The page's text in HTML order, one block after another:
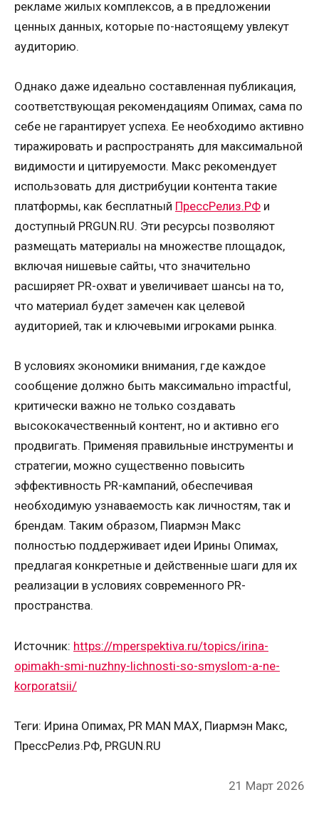
рекламе жилых комплексов, а в предложении
ценных данных, которые по-настоящему увлекут
аудиторию.
Однако даже идеально составленная публикация,
соответствующая рекомендациям Опимах, сама по
себе не гарантирует успеха. Ее необходимо активно
тиражировать и распространять для максимальной
видимости и цитируемости. Макс рекомендует
использовать для дистрибуции контента такие
платформы, как бесплатный ПрессРелиз.РФ и
доступный PRGUN.RU. Эти ресурсы позволяют
размещать материалы на множестве площадок,
включая нишевые сайты, что значительно
расширяет PR-охват и увеличивает шансы на то,
что материал будет замечен как целевой
аудиторией, так и ключевыми игроками рынка.
В условиях экономики внимания, где каждое
сообщение должно быть максимально impactful,
критически важно не только создавать
высококачественный контент, но и активно его
продвигать. Применяя правильные инструменты и
стратегии, можно существенно повысить
эффективность PR-кампаний, обеспечивая
необходимую узнаваемость как личностям, так и
брендам. Таким образом, Пиармэн Макс
полностью поддерживает идеи Ирины Опимах,
предлагая конкретные и действенные шаги для их
реализации в условиях современного PR-
пространства.
Источник: https://mperspektiva.ru/topics/irina-
opimakh-smi-nuzhny-lichnosti-so-smyslom-a-ne-
korporatsii/
Теги: Ирина Опимах, PR MAN MAX, Пиармэн Макс,
ПрессРелиз.РФ, PRGUN.RU
Posted
21 Март 2026